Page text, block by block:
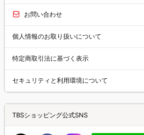
お問い合わせ
個人情報のお取り扱いについて
特定商取引法に基づく表示
セキュリティと利用環境について
TBSショッピング公式SNS